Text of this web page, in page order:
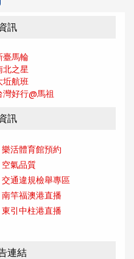
訊
臺馬輪
北之星
坵航班
灣好行@馬祖
訊
樂活體育館預約
空氣品質
交通違規檢舉專區
南竿福澳港直播
東引中柱港直播
連結